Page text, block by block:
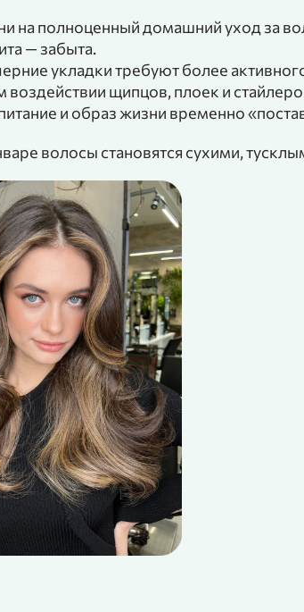
на полноценный домашний уход за
— забыта.
укладки требуют более
воздействии щипцов, плоек и
и образ жизни временно
волосы становятся сухими,